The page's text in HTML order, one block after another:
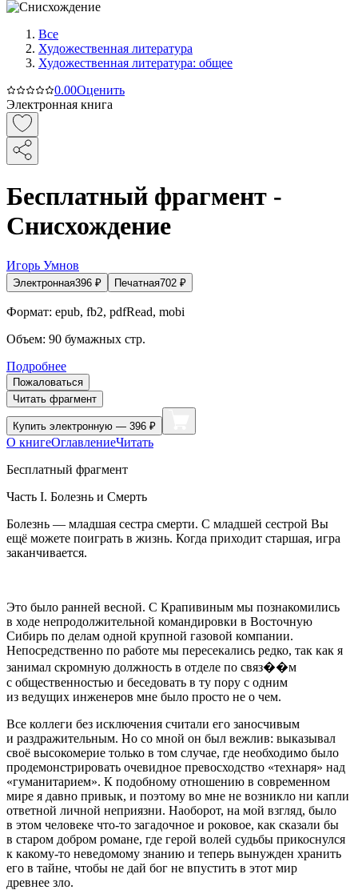
Все
Художественная литература
Художественная литература: общее
0.00Оценить
Электронная книга
Бесплатный фрагмент -
Снисхождение
Игорь Умнов
Электронная396 ₽ Печатная702 ₽
Формат: epub, fb2, pdfRead, mobi
Объем: 90 бумажных стр.
Подробнее
Пожаловаться
Читать фрагмент
Купить электронную — 396 ₽
О книгеОглавлениеЧитать
Бесплатный фрагмент
Часть I. Болезнь и Смерть
Болезнь — младшая сестра смерти. С младшей сестрой Вы
ещё можете поиграть в жизнь. Когда приходит старшая, игра
заканчивается.
Это было ранней весной. С Крапивиным мы познакомились
в ходе непродолжительной командировки в Восточную
Сибирь по делам одной крупной газовой компании.
Непосредственно по работе мы пересекались редко, так как я
занимал скромную должность в отделе по связ��м
с общественностью и беседовать в ту пору с одним
из ведущих инженеров мне было просто не о чем.
Все коллеги без исключения считали его заносчивым
и раздражительным. Но со мной он был вежлив: выказывал
своё высокомерие только в том случае, где необходимо было
продемонстрировать очевидное превосходство «технаря» над
«гуманитарием». К подобному отношению в современном
мире я давно привык, и поэтому во мне не возникло ни капли
ответной личной неприязни. Наоборот, на мой взгляд, было
в этом человеке что-то загадочное и роковое, как сказали бы
в старом добром романе, где герой волей судьбы прикоснулся
к какому-то неведомому знанию и теперь вынужден хранить
его в тайне, чтобы не дай бог не впустить в этот мир
древнее зло.